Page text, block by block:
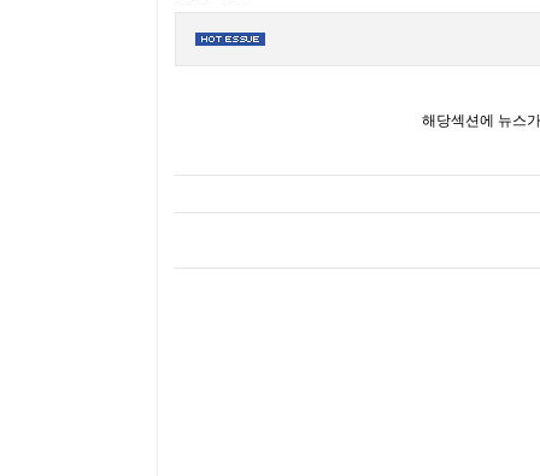
해당섹션에 뉴스